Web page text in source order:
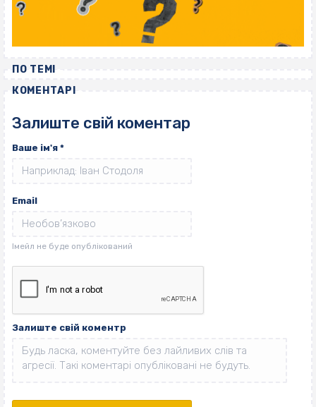
ПО ТЕМІ
КОМЕНТАРІ
Залиште свій коментар
Ваше ім'я *
Email
Залиште свій коментр